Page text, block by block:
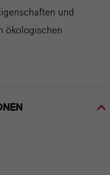
und
ökologischen